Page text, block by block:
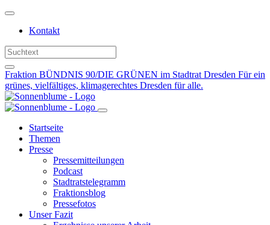
Weiter
Inhalt
Kontakt
Fraktion BÜNDNIS 90/DIE GRÜNEN im Stadtrat Dresden Für ein
grünes, vielfältiges, klimagerechtes Dresden für alle.
Startseite
Themen
Presse
Pressemitteilungen
Podcast
Stadtratstelegramm
Fraktionsblog
Pressefotos
Unser Fazit